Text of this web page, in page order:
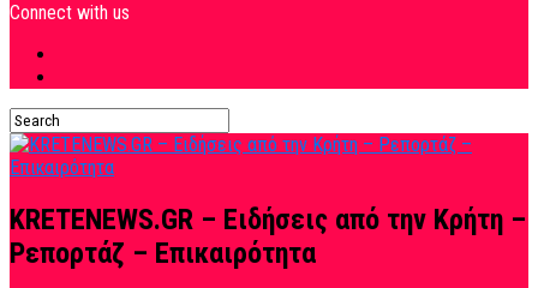
Connect with us
KRETENEWS.GR – Ειδήσεις από την Κρήτη –
Ρεπορτάζ – Επικαιρότητα